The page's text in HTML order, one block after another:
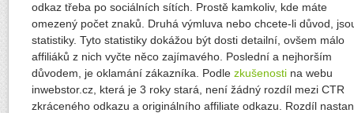
odkaz třeba po sociálních sítích. Prostě kamkoliv, kde máte
omezený počet znaků. Druhá výmluva nebo chcete-li důvod,
statistiky. Tyto statistiky dokážou být dosti detailní, ovšem málo
affiliáků z nich vyčte něco zajímavého. Poslední a nejhorším
důvodem, je oklamání zákazníka. Podle zkušenosti na webu
inwebstor.cz, která je 3 roky stará, není žádný rozdíl mezi CTR
zkráceného odkazu a originálního affiliate odkazu. Rozdíl